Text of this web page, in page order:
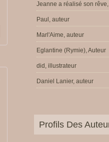
Voyage : livre écrit pour
Jeanne a réalisé son
Paul, auteur
Marl'Aime, auteur
Eglantine (Rymie), Auteur
did, illustrateur
Daniel Lanier, auteur
Profils Des